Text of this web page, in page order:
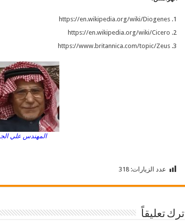
https://en.wikipedia.org/wiki/Diogenes
https://en.wikipedia.org/wiki/Cicero
https://www.britannica.com/topic/Zeus
المهندس علي
عدد الزيارات: 318
تعليقاً